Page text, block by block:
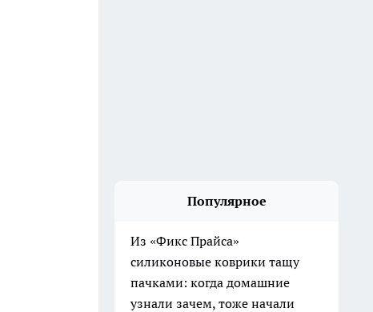
Популярное
Из «Фикс Прайса»
силиконовые коврики тащу
пачками: когда домашние
узнали зачем, тоже начали